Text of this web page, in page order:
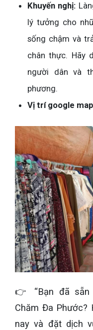
Khuyến nghị:
lý tưởng cho
sống chậm và
chân thực. Hãy
người dân và
phương.
Vị trí google
👉 “Bạn đã sẵn
Chăm Đa Phước?
nay và đặt dịch